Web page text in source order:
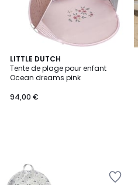
LITTLE DUTCH
Tente de plage pour enfant
Ocean dreams pink
94,00 €